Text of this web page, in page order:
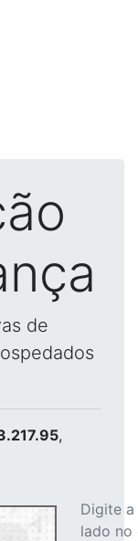
de
,
Digite
lado no